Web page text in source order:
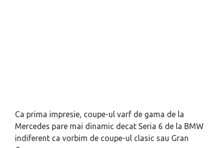
Ca prima impresie, coupe-ul varf de gama de la
Mercedes pare mai dinamic decat Seria 6 de la BMW
indiferent ca vorbim de coupe-ul clasic sau Gran